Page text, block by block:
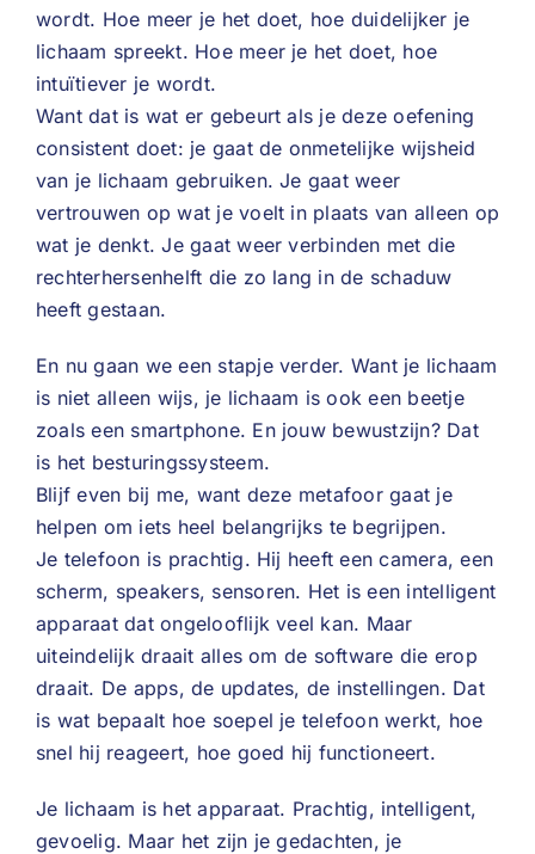
wordt. Hoe meer je het doet, hoe duidelijker je
lichaam spreekt. Hoe meer je het doet, hoe
intuïtiever je wordt.
Want dat is wat er gebeurt als je deze oefening
consistent doet: je gaat de onmetelijke wijsheid
van je lichaam gebruiken. Je gaat weer
vertrouwen op wat je voelt in plaats van alleen op
wat je denkt. Je gaat weer verbinden met die
rechterhersenhelft die zo lang in de schaduw
heeft gestaan.
En nu gaan we een stapje verder. Want je lichaam
is niet alleen wijs, je lichaam is ook een beetje
zoals een smartphone. En jouw bewustzijn? Dat
is het besturingssysteem.
Blijf even bij me, want deze metafoor gaat je
helpen om iets heel belangrijks te begrijpen.
Je telefoon is prachtig. Hij heeft een camera, een
scherm, speakers, sensoren. Het is een intelligent
apparaat dat ongelooflijk veel kan. Maar
uiteindelijk draait alles om de software die erop
draait. De apps, de updates, de instellingen. Dat
is wat bepaalt hoe soepel je telefoon werkt, hoe
snel hij reageert, hoe goed hij functioneert.
Je lichaam is het apparaat. Prachtig, intelligent,
gevoelig. Maar het zijn je gedachten, je